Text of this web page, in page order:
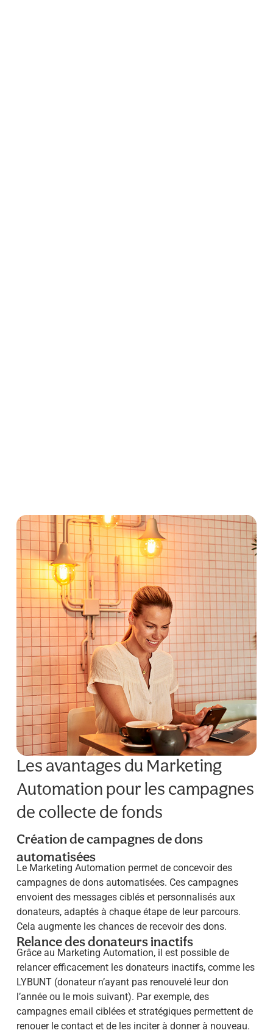
Les avantages du Marketing
Automation pour les campagnes
de collecte de fonds
Création de campagnes de dons
automatisées
Le Marketing Automation permet de concevoir des
campagnes de dons automatisées. Ces campagnes
envoient des messages ciblés et personnalisés aux
donateurs, adaptés à chaque étape de leur parcours.
Cela augmente les chances de recevoir des dons.
Relance des donateurs inactifs
Grâce au Marketing Automation, il est possible de
relancer efficacement les donateurs inactifs, comme les
LYBUNT (donateur n’ayant pas renouvelé leur don
l’année ou le mois suivant). Par exemple, des
campagnes email ciblées et stratégiques permettent de
renouer le contact et de les inciter à donner à nouveau.